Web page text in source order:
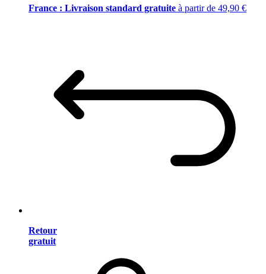
France : Livraison standard gratuite à partir de 49,90 €
Retour
gratuit